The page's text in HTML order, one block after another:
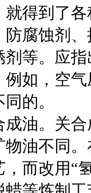
就得到了
防腐蚀剂
剂等。应
例如，空
的。
成油。关
物油不同
，而改用“